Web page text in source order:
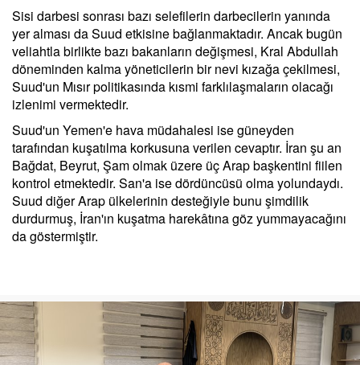
Sisi darbesi sonrası bazı selefilerin darbecilerin yanında
yer alması da Suud etkisine bağlanmaktadır. Ancak bugün
veliahtla birlikte bazı bakanların değişmesi, Kral Abdullah
döneminden kalma yöneticilerin bir nevi kızağa çekilmesi,
Suud'un Mısır politikasında kısmi farklılaşmaların olacağı
izlenimi vermektedir.
Suud'un Yemen'e hava müdahalesi ise güneyden
tarafından kuşatılma korkusuna verilen cevaptır. İran şu an
Bağdat, Beyrut, Şam olmak üzere üç Arap başkentini fiilen
kontrol etmektedir. San'a ise dördüncüsü olma yolundaydı.
Suud diğer Arap ülkelerinin desteğiyle bunu şimdilik
durdurmuş, İran'ın kuşatma harekâtına göz yummayacağını
da göstermiştir.